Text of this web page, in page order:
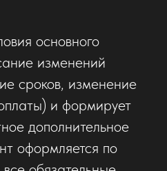
основного
изменений
сроков, изменение
и формирует
дополнительное
оформляется по